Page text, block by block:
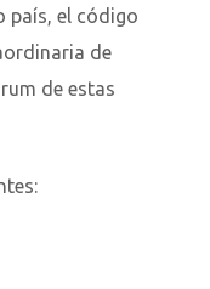
país, el código
de
de estas